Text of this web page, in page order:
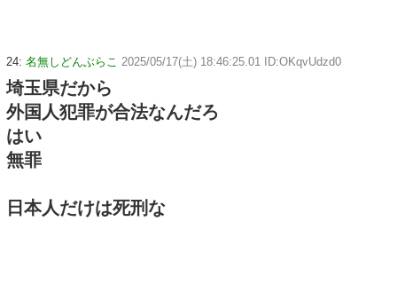
24: 名無しどんぶらこ 2025/05/17(土) 18:46:25.01 ID:OKqvUdzd0
埼玉県だから
外国人犯罪が合法なんだろ
はい
無罪
日本人だけは死刑な